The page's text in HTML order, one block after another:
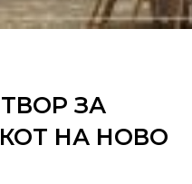
ЗА
НА НОВО